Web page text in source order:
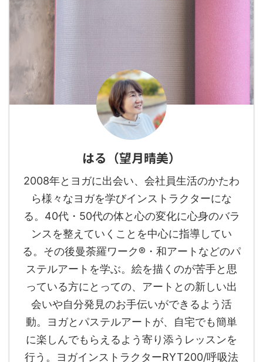
はる（望月晴美）
2008年とヨガに出会い、会社員生活のかたわ
ら様々なヨガを学びインストラクターにな
る。40代・50代の体と心の変化に心身のバラ
ンスを整えていくことを中心に指導してい
る。その後曼荼羅ワーク®︎・和アートなどのパ
ステルアートを学ぶ。絵を描くのが苦手と思
っている方にとっての、アートとの新しい出
会いや自分発見のお手伝いができるよう活
動。ヨガとパステルアートが、自宅でも簡単
に楽しんでもらえるよう寄り添うレッスンを
行う。ヨガインストラクターRYT200/呼吸法